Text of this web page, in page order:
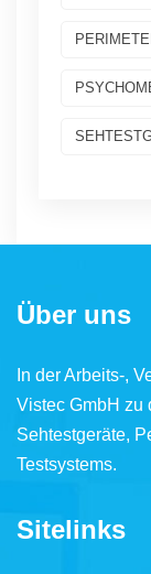
Über uns
In der Arbeits-,
Vistec GmbH zu
Sehtestgeräte,
Testsystems.
Sitelinks